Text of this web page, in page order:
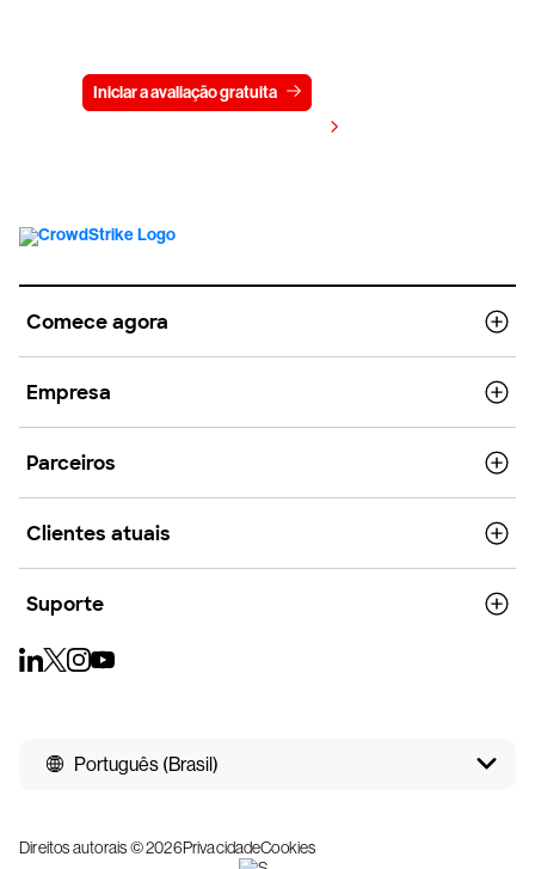
Iniciar a avaliação gratuita
Comece agora
Empresa
Parceiros
Clientes atuais
Suporte
Português (Brasil)
Direitos autorais © 2026PrivacidadeCookies